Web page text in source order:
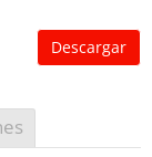
Descargar